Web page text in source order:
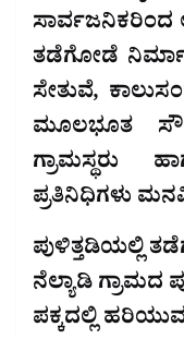
ಸಾರ್ವಜನಿಕರಿಂದ
ತಡೆಗೋಡೆ
ಸೇತುವೆ,
ಮೂಲಭೂತ
ಗ್ರಾಮಸ್ಥರು
ಪ್ರತಿನಿಧಿಗಳು
ಪುಳಿತ್ತಡಿಯಲ್ಲಿ
ನೆಲ್ಯಾಡಿ ಗ್ರಾಮದ
ಪಕ್ಕದಲ್ಲಿ